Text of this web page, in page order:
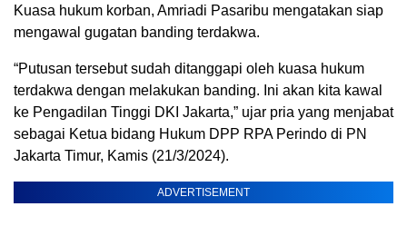
Kuasa hukum korban, Amriadi Pasaribu mengatakan siap
mengawal gugatan banding terdakwa.
“Putusan tersebut sudah ditanggapi oleh kuasa hukum
terdakwa dengan melakukan banding. Ini akan kita kawal
ke Pengadilan Tinggi DKI Jakarta,” ujar pria yang menjabat
sebagai Ketua bidang Hukum DPP RPA Perindo di PN
Jakarta Timur, Kamis (21/3/2024).
ADVERTISEMENT